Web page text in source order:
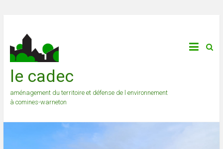
le cadec
aménagement du territoire et défense de l environnement
à comines-warneton